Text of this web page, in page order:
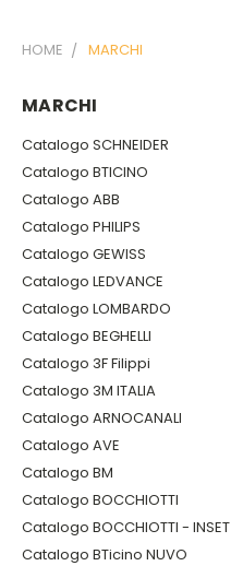
HOME MARCHI
MARCHI
Catalogo SCHNEIDER
Catalogo BTICINO
Catalogo ABB
Catalogo PHILIPS
Catalogo GEWISS
Catalogo LEDVANCE
Catalogo LOMBARDO
Catalogo BEGHELLI
Catalogo 3F Filippi
Catalogo 3M ITALIA
Catalogo ARNOCANALI
Catalogo AVE
Catalogo BM
Catalogo BOCCHIOTTI
Catalogo BOCCHIOTTI - INSET
Catalogo BTicino NUVO